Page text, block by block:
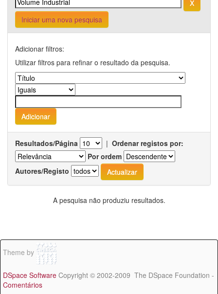
Iniciar uma nova pesquisa
Adicionar filtros:
Utilizar filtros para refinar o resultado da pesquisa.
Resultados/Página | Ordenar registos por:
Por ordem
Autores/Registo
A pesquisa não produziu resultados.
Theme by
DSpace Software Copyright © 2002-2009 The DSpace Foundation -
Comentários